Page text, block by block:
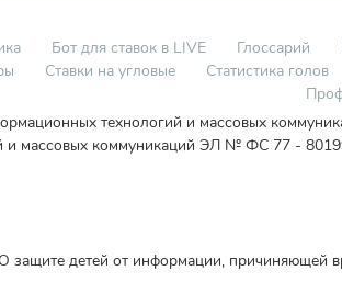
Бот для ставок в LIVE Глоссарий
Ставки на угловые Статистика голов
технологий и массовых
и массовых коммуникаций ЭЛ № ФС 77 -
детей от информации, причиняющей